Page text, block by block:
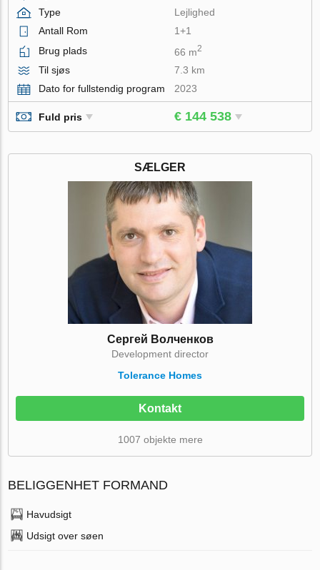
Type
Lejlighed
Antall Rom
1+1
Brug plads
66 m2
Til sjøs
7.3 km
Dato for fullstendig program
2023
Fuld pris € 144 538
SÆLGER
Сергей Волченков
Development director
Tolerance Homes
Kontakt
1007 objekte mere
BELIGGENHET FORMAND
Havudsigt
Udsigt over søen